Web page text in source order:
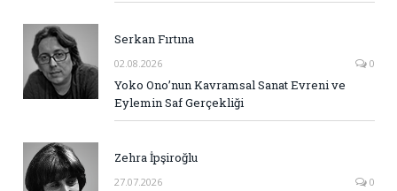
Serkan Fırtına
02.08.2026 0
Yoko Ono’nun Kavramsal Sanat Evreni ve
Eylemin Saf Gerçekliği
Zehra İpşiroğlu
27.07.2026 0